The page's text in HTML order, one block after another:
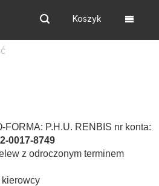
Koszyk
FORMA: P.H.U. RENBIS nr konta:
0017-8749
z odroczonym terminem
kierowcy